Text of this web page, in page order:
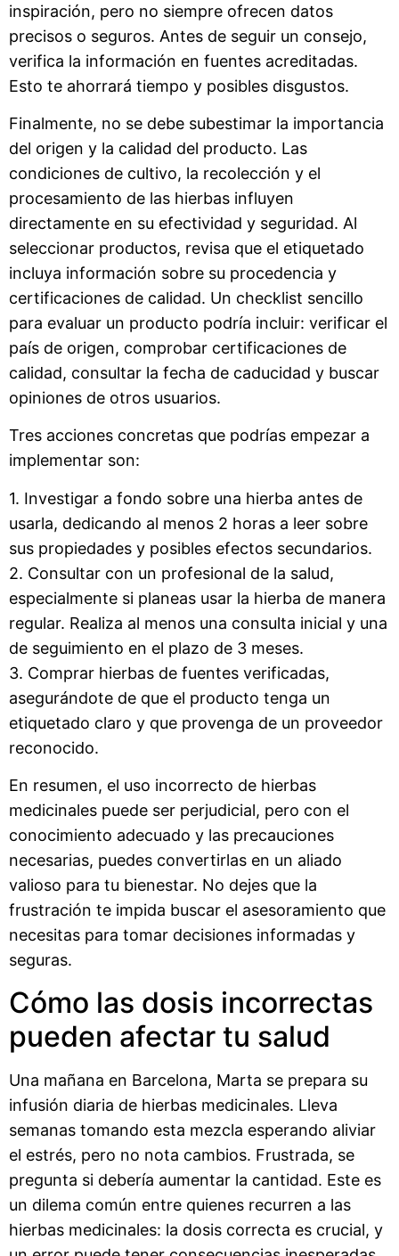
inspiración, pero no siempre ofrecen datos
precisos o seguros. Antes de seguir un consejo,
verifica la información en fuentes acreditadas.
Esto te ahorrará tiempo y posibles disgustos.
Finalmente, no se debe subestimar la importancia
del origen y la calidad del producto. Las
condiciones de cultivo, la recolección y el
procesamiento de las hierbas influyen
directamente en su efectividad y seguridad. Al
seleccionar productos, revisa que el etiquetado
incluya información sobre su procedencia y
certificaciones de calidad. Un checklist sencillo
para evaluar un producto podría incluir: verificar el
país de origen, comprobar certificaciones de
calidad, consultar la fecha de caducidad y buscar
opiniones de otros usuarios.
Tres acciones concretas que podrías empezar a
implementar son:
1. Investigar a fondo sobre una hierba antes de
usarla, dedicando al menos 2 horas a leer sobre
sus propiedades y posibles efectos secundarios.
2. Consultar con un profesional de la salud,
especialmente si planeas usar la hierba de manera
regular. Realiza al menos una consulta inicial y una
de seguimiento en el plazo de 3 meses.
3. Comprar hierbas de fuentes verificadas,
asegurándote de que el producto tenga un
etiquetado claro y que provenga de un proveedor
reconocido.
En resumen, el uso incorrecto de hierbas
medicinales puede ser perjudicial, pero con el
conocimiento adecuado y las precauciones
necesarias, puedes convertirlas en un aliado
valioso para tu bienestar. No dejes que la
frustración te impida buscar el asesoramiento que
necesitas para tomar decisiones informadas y
seguras.
Cómo las dosis incorrectas
pueden afectar tu salud
Una mañana en Barcelona, Marta se prepara su
infusión diaria de hierbas medicinales. Lleva
semanas tomando esta mezcla esperando aliviar
el estrés, pero no nota cambios. Frustrada, se
pregunta si debería aumentar la cantidad. Este es
un dilema común entre quienes recurren a las
hierbas medicinales: la dosis correcta es crucial, y